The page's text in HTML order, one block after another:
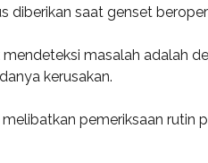
diberikan saat genset
masalah adalah
kerusakan.
pemeriksaan rutin